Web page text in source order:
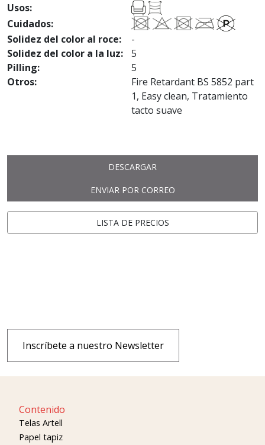
Usos:
Cuidados:
Solidez del color al roce:
-
Solidez del color a la luz:
5
Pilling:
5
Otros:
Fire Retardant BS 5852 part
1, Easy clean, Tratamiento
tacto suave
DESCARGAR
ENVIAR POR CORREO
LISTA DE PRECIOS
Inscríbete a nuestro Newsletter
Contenido
Telas Artell
Papel tapiz